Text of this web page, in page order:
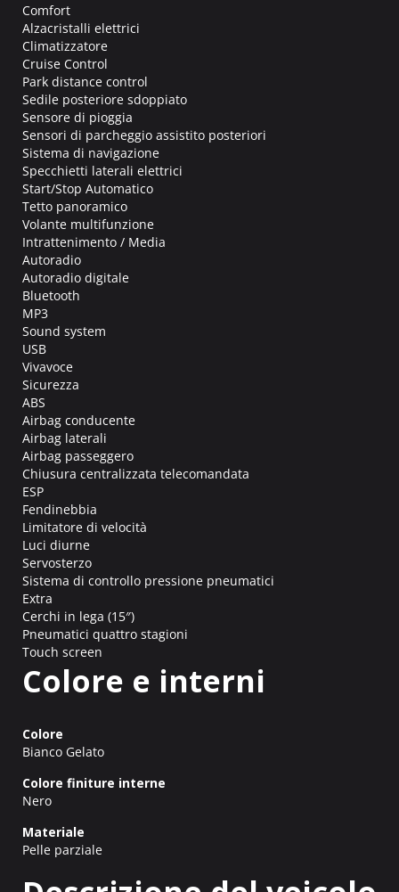
Comfort
Alzacristalli elettrici
Climatizzatore
Cruise Control
Park distance control
Sedile posteriore sdoppiato
Sensore di pioggia
Sensori di parcheggio assistito posteriori
Sistema di navigazione
Specchietti laterali elettrici
Start/Stop Automatico
Tetto panoramico
Volante multifunzione
Intrattenimento / Media
Autoradio
Autoradio digitale
Bluetooth
MP3
Sound system
USB
Vivavoce
Sicurezza
ABS
Airbag conducente
Airbag laterali
Airbag passeggero
Chiusura centralizzata telecomandata
ESP
Fendinebbia
Limitatore di velocità
Luci diurne
Servosterzo
Sistema di controllo pressione pneumatici
Extra
Cerchi in lega (15″)
Pneumatici quattro stagioni
Touch screen
Colore e interni
Colore
Bianco Gelato
Colore finiture interne
Nero
Materiale
Pelle parziale